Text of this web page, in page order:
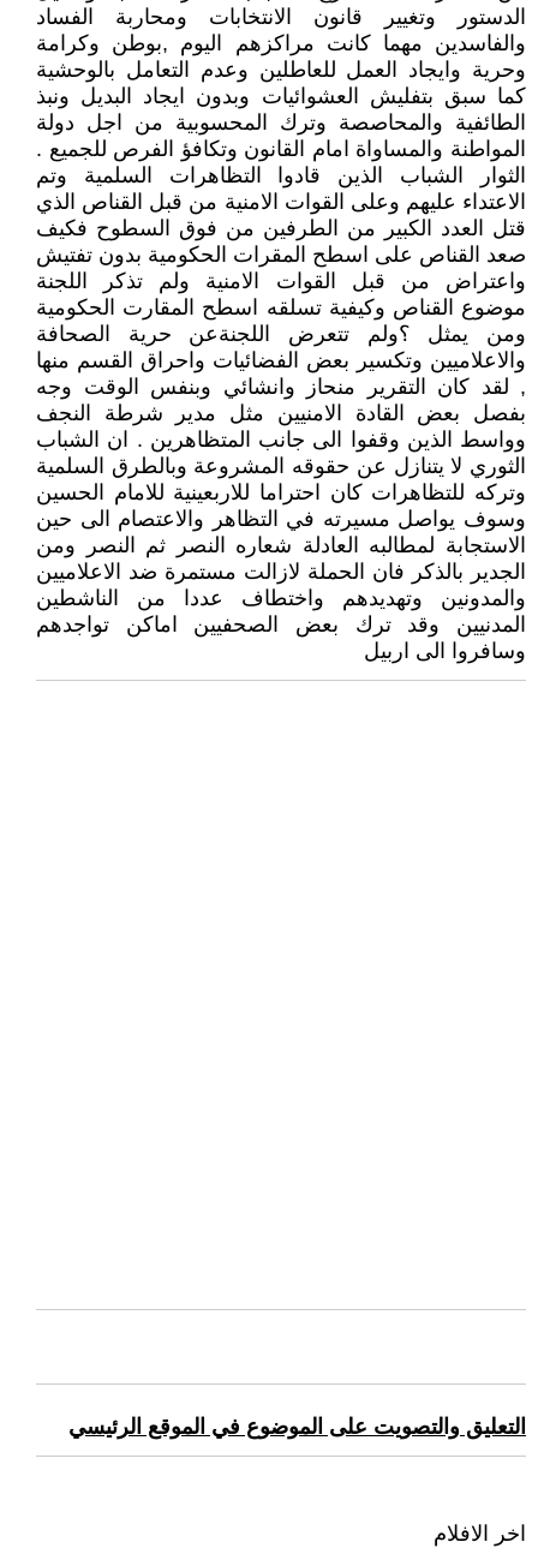
الدستور وتغيير قانون الانتخابات ومحاربة الفساد
والفاسدين مهما كانت مراكزهم اليوم ,بوطن وكرامة
وحرية وايجاد العمل للعاطلين وعدم التعامل بالوحشية
كما سبق بتفليش العشوائيات وبدون ايجاد البديل ونبذ
الطائفية والمحاصصة وترك المحسوبية من اجل دولة
المواطنة والمساواة امام القانون وتكافؤ الفرص للجميع .
الثوار الشباب الذين قادوا التظاهرات السلمية وتم
الاعتداء عليهم وعلى القوات الامنية من قبل القناص الذي
قتل العدد الكبير من الطرفين من فوق السطوح فكيف
صعد القناص على اسطح المقرات الحكومية بدون تفتيش
واعتراض من قبل القوات الامنية ولم تذكر اللجنة
موضوع القناص وكيفية تسلقه اسطح المقارت الحكومية
ومن يمثل ؟ولم تتعرض اللجنةعن حرية الصحافة
والاعلاميين وتكسير بعض الفضائيات واحراق القسم منها
, لقد كان التقرير منحاز وانشائي وبنفس الوقت وجه
بفصل بعض القادة الامنيين مثل مدير شرطة النجف
وواسط الذين وقفوا الى جانب المتظاهرين . ان الشباب
الثوري لا يتنازل عن حقوقه المشروعة وبالطرق السلمية
وتركه للتظاهرات كان احتراما للاربعينية للامام الحسين
وسوف يواصل مسيرته في التظاهر والاعتصام الى حين
الاستجابة لمطالبه العادلة شعاره النصر ثم النصر ومن
الجدير بالذكر فان الحملة لازالت مستمرة ضد الاعلاميين
والمدونين وتهديدهم واختطاف عددا من الناشطين
المدنيين وقد ترك بعض الصحفيين اماكن تواجدهم
وسافروا الى اربيل
التعليق والتصويت على الموضوع في الموقع الرئيسي
اخر الافلام